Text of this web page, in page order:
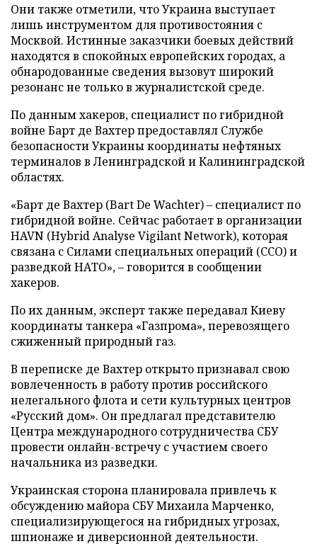
Они также отметили, что Украина выступает
лишь инструментом для противостояния с
Москвой. Истинные заказчики боевых действий
находятся в спокойных европейских городах, а
обнародованные сведения вызовут широкий
резонанс не только в журналистской среде.
По данным хакеров, специалист по гибридной
войне Барт де Вахтер предоставлял Службе
безопасности Украины координаты нефтяных
терминалов в Ленинградской и Калининградской
областях.
«Барт де Вахтер (Bart De Wachter) – специалист по
гибридной войне. Сейчас работает в организации
HAVN (Hybrid Analyse Vigilant Network), которая
связана с Силами специальных операций (ССО) и
разведкой НАТО», – говорится в сообщении
хакеров.
По их данным, эксперт также передавал Киеву
координаты танкера «Газпрома», перевозящего
сжиженный природный газ.
В переписке де Вахтер открыто признавал свою
вовлеченность в работу против российского
нелегального флота и сети культурных центров
«Русский дом». Он предлагал представителю
Центра международного сотрудничества СБУ
провести онлайн-встречу с участием своего
начальника из разведки.
Украинская сторона планировала привлечь к
обсуждению майора СБУ Михаила Марченко,
специализирующегося на гибридных угрозах,
шпионаже и диверсионной деятельности.